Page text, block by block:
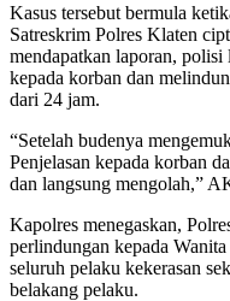
Kasus tersebut bermula
Satreskrim Polres Klaten
mendapatkan laporan, polisi
kepada korban dan
dari 24 jam.
“Setelah budenya
Penjelasan kepada korban
dan langsung mengolah,”
Kapolres menegaskan,
perlindungan kepada
seluruh pelaku kekerasan
belakang pelaku.